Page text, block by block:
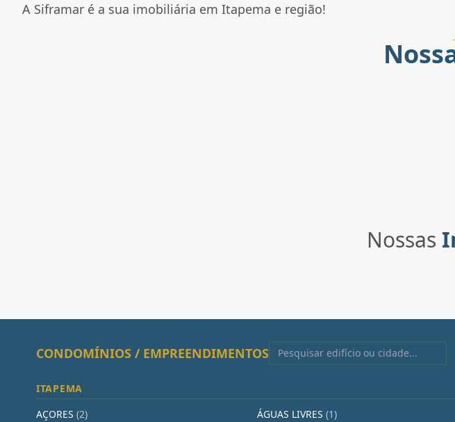
A Siframar é a sua imobiliária em Itapema e região!
Nossas
CONDOMÍNIOS / EMPREENDIMENTOS
ITAPEMA
AÇORES (2) ÁGUAS LIVRES (1)